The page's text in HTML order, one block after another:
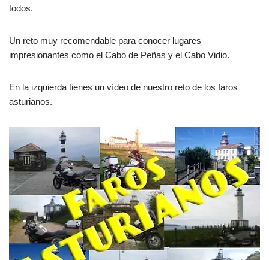
todos.
Un reto muy recomendable para conocer lugares
impresionantes como el Cabo de Peñas y el Cabo Vidio.
En la izquierda tienes un vídeo de nuestro reto de los faros
asturianos.